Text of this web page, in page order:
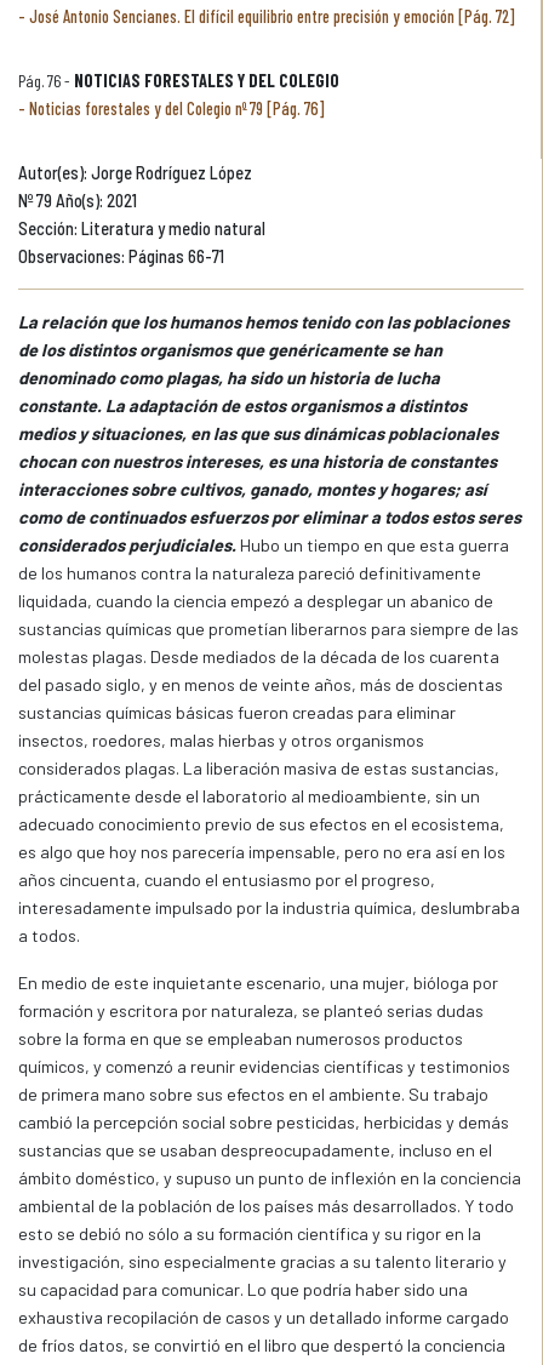
José Antonio Sencianes. El difícil equilibrio entre precisión y emoción [Pág. 72]
Pág. 76 - NOTICIAS FORESTALES Y DEL COLEGIO
Noticias forestales y del Colegio nº 79 [Pág. 76]
Autor(es): Jorge Rodríguez López
Nº 79 Año(s): 2021
Sección: Literatura y medio natural
Observaciones: Páginas 66-71
La relación que los humanos hemos tenido con las poblaciones
de los distintos organismos que genéricamente se han
denominado como plagas, ha sido un historia de lucha
constante. La adaptación de estos organismos a distintos
medios y situaciones, en las que sus dinámicas poblacionales
chocan con nuestros intereses, es una historia de constantes
interacciones sobre cultivos, ganado, montes y hogares; así
como de continuados esfuerzos por eliminar a todos estos seres
considerados perjudiciales. Hubo un tiempo en que esta guerra
de los humanos contra la naturaleza pareció definitivamente
liquidada, cuando la ciencia empezó a desplegar un abanico de
sustancias químicas que prometían liberarnos para siempre de las
molestas plagas. Desde mediados de la década de los cuarenta
del pasado siglo, y en menos de veinte años, más de doscientas
sustancias químicas básicas fueron creadas para eliminar
insectos, roedores, malas hierbas y otros organismos
considerados plagas. La liberación masiva de estas sustancias,
prácticamente desde el laboratorio al medioambiente, sin un
adecuado conocimiento previo de sus efectos en el ecosistema,
es algo que hoy nos parecería impensable, pero no era así en los
años cincuenta, cuando el entusiasmo por el progreso,
interesadamente impulsado por la industria química, deslumbraba
a todos.
En medio de este inquietante escenario, una mujer, bióloga por
formación y escritora por naturaleza, se planteó serias dudas
sobre la forma en que se empleaban numerosos productos
químicos, y comenzó a reunir evidencias científicas y testimonios
de primera mano sobre sus efectos en el ambiente. Su trabajo
cambió la percepción social sobre pesticidas, herbicidas y demás
sustancias que se usaban despreocupadamente, incluso en el
ámbito doméstico, y supuso un punto de inflexión en la conciencia
ambiental de la población de los países más desarrollados. Y todo
esto se debió no sólo a su formación científica y su rigor en la
investigación, sino especialmente gracias a su talento literario y
su capacidad para comunicar. Lo que podría haber sido una
exhaustiva recopilación de casos y un detallado informe cargado
de fríos datos, se convirtió en el libro que despertó la conciencia